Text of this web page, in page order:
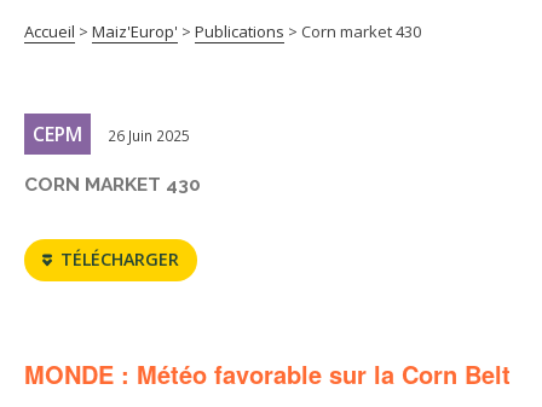
MAIZ’EUROP’
AGPM MAÏS DOUX
FNPSMS
Accueil > Maiz'Europ' > Publications > Corn market 430
CEPM 26 Juin 2025
CORN MARKET 430
TÉLÉCHARGER
MONDE : Météo favorable sur la Corn Belt